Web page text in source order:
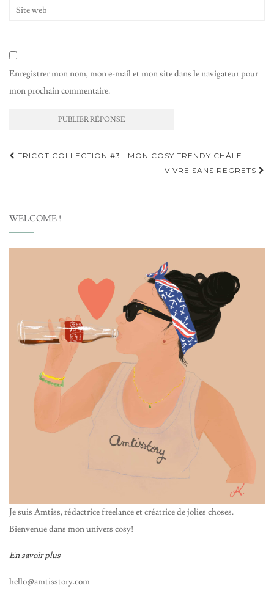
Enregistrer mon nom, mon e-mail et mon site dans le navigateur pour
mon prochain commentaire.
Navigation
TRICOT COLLECTION #3 : MON COSY TRENDY CHÂLE
VIVRE SANS REGRETS
WELCOME !
Je suis Amtiss, rédactrice freelance et créatrice de jolies choses.
Bienvenue dans mon univers cosy!
En savoir plus
hello@amtisstory.com